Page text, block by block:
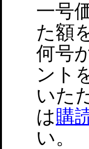
一号
た額
何号
ント
いた
は購
い。